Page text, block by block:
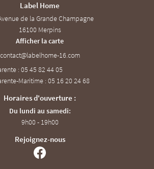
Label Home
de la Grande Champagne
16100 Merpins
Afficher la carte
: 05 45 82 44 05
Maritime : 05 16 20 24 68
Horaires d'ouverture :
Du lundi au samedi:
9h00 - 19h00
Rejoignez-nous